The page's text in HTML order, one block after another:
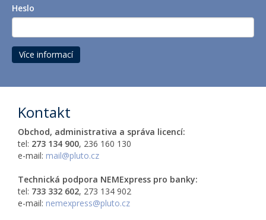
Heslo
Více informací
Kontakt
Obchod, administrativa a správa licencí:
tel: 273 134 900, 236 160 130
e-mail: mail@pluto.cz
Technická podpora NEMExpress pro banky:
tel: 733 332 602, 273 134 902
e-mail: nemexpress@pluto.cz